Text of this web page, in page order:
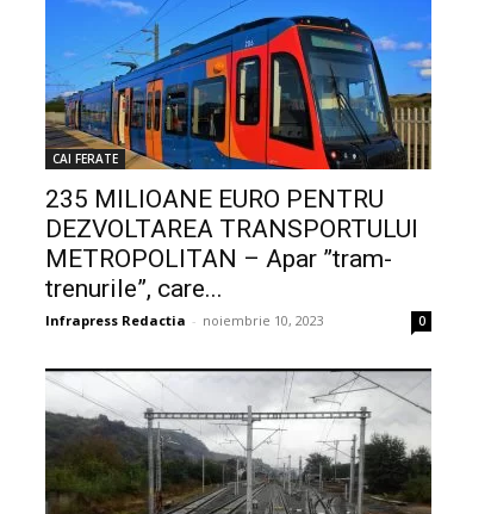
CAI FERATE
235 MILIOANE EURO PENTRU
DEZVOLTAREA TRANSPORTULUI
METROPOLITAN – Apar ”tram-
trenurile”, care...
Infrapress Redactia - noiembrie 10, 2023 0